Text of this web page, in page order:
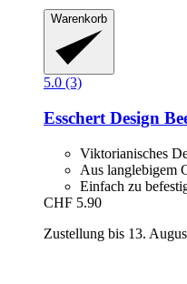
Warenkorb
5.0 (3)
Esschert Design
Viktorianisches
Aus langlebigem
Einfach zu
CHF 5.90
Zustellung bis 13.